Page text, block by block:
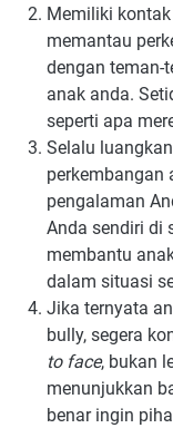
Memiliki
memantau
dengan teman-
anak anda.
seperti apa
Selalu
perkembangan
pengalaman
Anda sendiri di
membantu
dalam situasi
Jika ternyata
bully, segera
to face, bukan
menunjukkan
benar ingin